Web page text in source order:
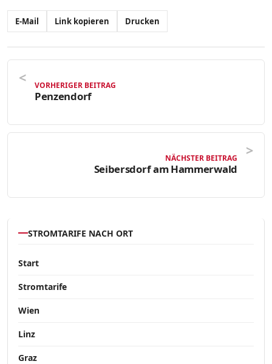
E-Mail Link kopieren Drucken
VORHERIGER BEITRAG
Penzendorf
NÄCHSTER BEITRAG
Seibersdorf am Hammerwald
STROMTARIFE NACH ORT
Start
Stromtarife
Wien
Linz
Graz